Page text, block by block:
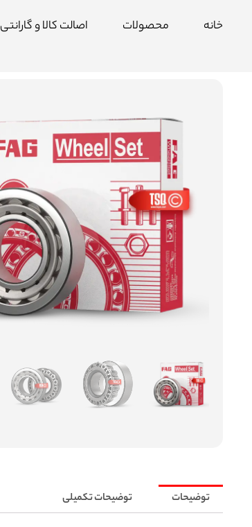
خانه محصولات اصالت کالا و گارانتی
توضیحات توضیحات تکمیلی